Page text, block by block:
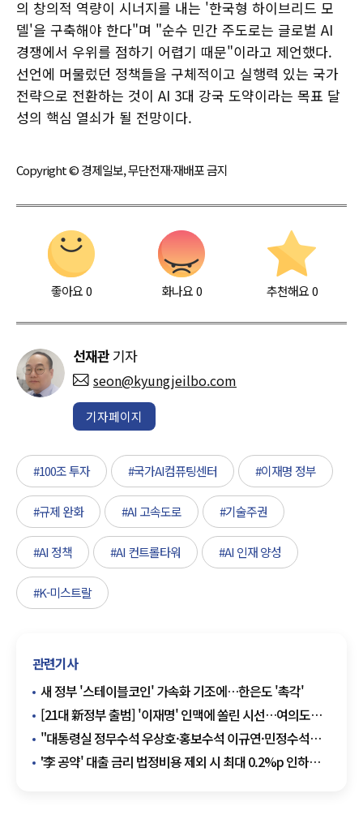
의 창의적 역량이 시너지를 내는 '한국형 하이브리드 모
델'을 구축해야 한다"며 "순수 민간 주도로는 글로벌 AI
경쟁에서 우위를 점하기 어렵기 때문"이라고 제언했다.
선언에 머물렀던 정책들을 구체적이고 실행력 있는 국가
전략으로 전환하는 것이 AI 3대 강국 도약이라는 목표 달
성의 핵심 열쇠가 될 전망이다.
Copyright © 경제일보, 무단전재·재배포 금지
좋아요0 화나요0 추천해요 0
선재관 기자
seon@kyungjeilbo.com
기자페이지
#100조 투자 #국가AI컴퓨팅센터 #이재명 정부
#규제 완화 #AI 고속도로 #기술주권
#AI 정책 #AI 컨트롤타워 #AI 인재 양성
#K-미스트랄
관련기사
새 정부 '스테이블코인' 가속화 기조에…한은도 '촉각'
[21대 新정부 출범] '이재명' 인맥에 쏠린 시선…여의도엔
연결고리 '無'
"대통령실 정무수석 우상호·홍보수석 이규연·민정수석
오광수"
'李 공약' 대출 금리 법정비용 제외 시 최대 0.2%p 인하